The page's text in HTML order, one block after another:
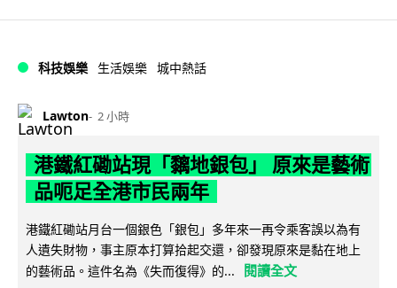
科技娛樂 生活娛樂 城中熱話
Lawton 2 小時
港鐵紅磡站現「黐地銀包」 原來是藝術
品呃足全港市民兩年
港鐵紅磡站月台一個銀色「銀包」多年來一再令乘客誤以為有
人遺失財物，事主原本打算拾起交還，卻發現原來是黏在地上
的藝術品。這件名為《失而復得》的...
閱讀全文